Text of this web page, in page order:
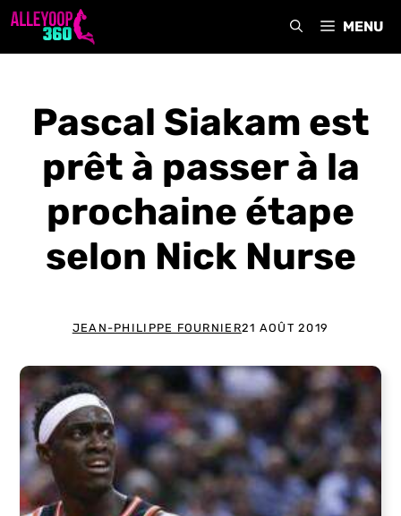
Aller
MENU
Pascal Siakam est
prêt à passer à la
prochaine étape
selon Nick Nurse
JEAN-PHILIPPE FOURNIER21 AOÛT 2019